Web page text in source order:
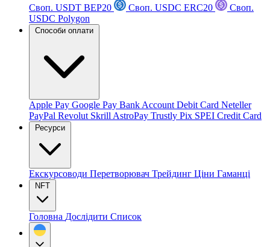
Своп. USDT BEP20
Своп. USDC ERC20
Своп.
USDC Polygon
Способи оплати
Apple Pay Google Pay Bank Account Debit Card Neteller
PayPal Revolut Skrill AstroPay Trustly Pix SPEI Credit Card
Ресурси
Екскурсоводи Перетворювач Трейдинг Ціни Гаманці
NFT
Головна Дослідити Список